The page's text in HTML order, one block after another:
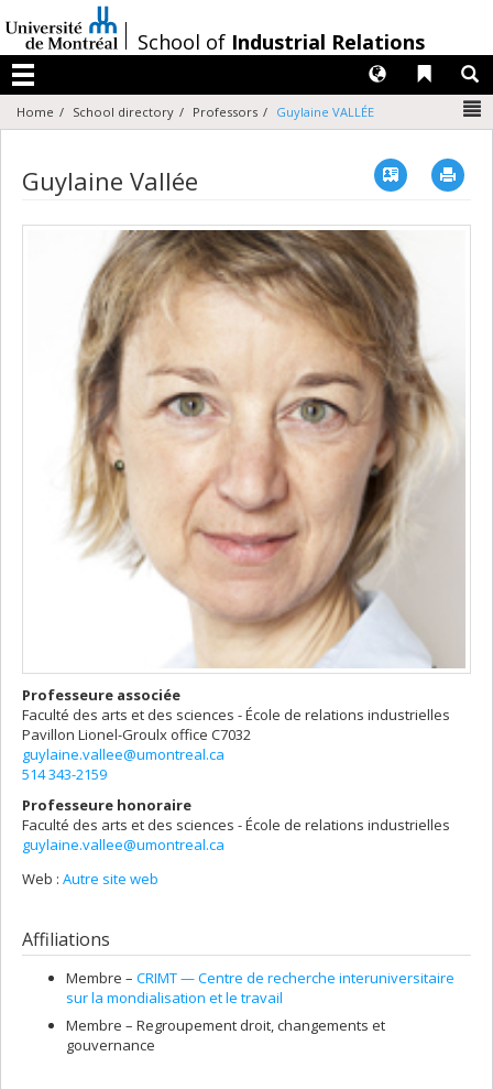
au
contenu
/
School of Industrial Relations
Menu
Liens
Langues
Home School directory Professors Guylaine VALLÉE
Guylaine Vallée Vcard
Professeure associée
Faculté des arts et des sciences - École de relations industrielles
Pavillon Lionel-Groulx office C7032
guylaine.vallee@umontreal.ca
514 343-2159
Professeure honoraire
Faculté des arts et des sciences - École de relations industrielles
guylaine.vallee@umontreal.ca
Web : Autre site web
Affiliations
Membre – CRIMT — Centre de recherche interuniversitaire
sur la mondialisation et le travail
Membre – Regroupement droit, changements et
gouvernance